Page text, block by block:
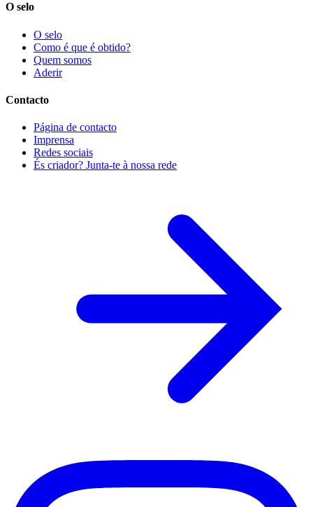
O selo
O selo
Como é que é obtido?
Quem somos
Aderir
Contacto
Página de contacto
Imprensa
Redes sociais
És criador? Junta-te à nossa rede